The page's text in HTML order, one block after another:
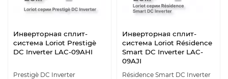
Инверторная сплит-
система Loriot Prestigè
DC Inverter LAC-09AHI
Prestigè DC Inverter
Инверторная сплит-
система Loriot Résidence
Smart DC Inverter LAC-
09AJI
Résidence Smart DC Inverter